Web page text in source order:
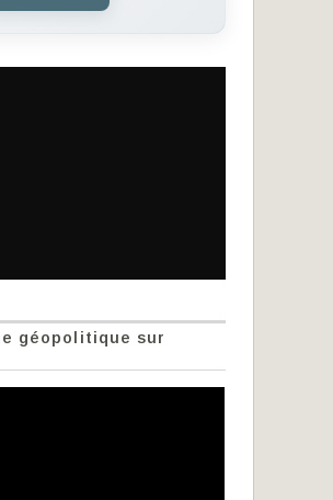
géopolitique sur